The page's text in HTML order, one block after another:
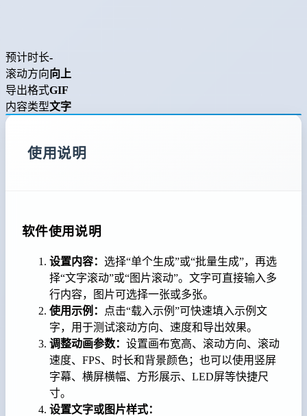
预计时长-
滚动方向向上
导出格式GIF
内容类型文字
使用说明
软件使用说明
设置内容： 选择“单个生成”或“批量生成”，再选
择“文字滚动”或“图片滚动”。文字可直接输入多
行内容，图片可选择一张或多张。
使用示例：
点击“载入示例”可快速填入示例文
字，用于测试滚动方向、速度和导出效果。
调整动画参数： 设置画布宽高、滚动方向、滚动
速度、FPS、时长和背景颜色；也可以使用竖屏
字幕、横屏横幅、方形展示、LED屏等快捷尺
寸。
设置文字或图片样式：